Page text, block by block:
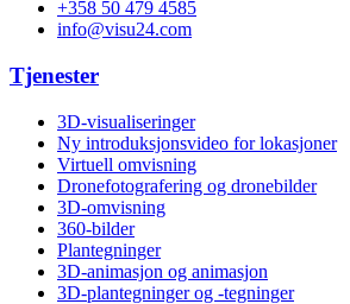
+358 50 479 4585
info@visu24.com
Tjenester
3D-visualiseringer
Ny introduksjonsvideo for lokasjoner
Virtuell omvisning
Dronefotografering og dronebilder
3D-omvisning
360-bilder
Plantegninger
3D-animasjon og animasjon
3D-plantegninger og -tegninger